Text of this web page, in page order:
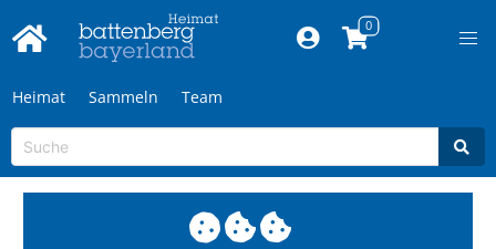
Heimat Sammeln Team